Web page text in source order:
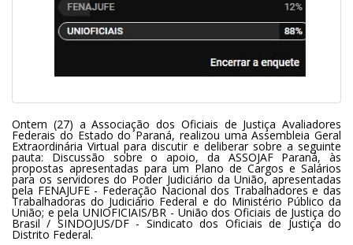
Ontem (27) a Associação dos Oficiais de Justiça Avaliadores
Federais do Estado do Paraná, realizou uma Assembleia Geral
Extraordinária Virtual para discutir e deliberar sobre a seguinte
pauta: Discussão sobre o apoio, da ASSOJAF Paraná, às
propostas apresentadas para um Plano de Cargos e Salários
para os servidores do Poder Judiciário da União, apresentadas
pela FENAJUFE - Federação Nacional dos Trabalhadores e das
Trabalhadoras do Judiciário Federal e do Ministério Público da
União; e pela UNIOFICIAIS/BR - União dos Oficiais de Justiça do
Brasil / SINDOJUS/DF - Sindicato dos Oficiais de Justiça do
Distrito Federal.